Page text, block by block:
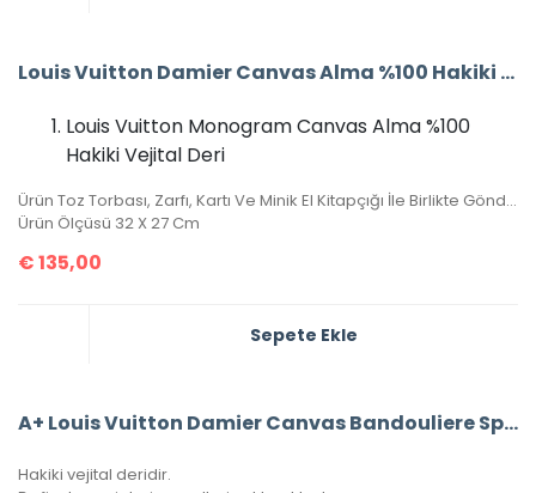
Louis Vuitton Damier Canvas Alma %100 Hakiki Vejital Deri (CRL 674)
Louis Vuitton Monogram Canvas Alma %100
Hakiki Vejital Deri
Ürün Toz Torbası, Zarfı, Kartı Ve Minik El Kitapçığı İle Birlikte Gönderilecektir.
Ürün Ölçüsü 32 X 27 Cm
€135,00
Sepete Ekle
A+ Louis Vuitton Damier Canvas Bandouliere Speedy 35’Lik Vejital Deri
Hakiki vejital deridir.